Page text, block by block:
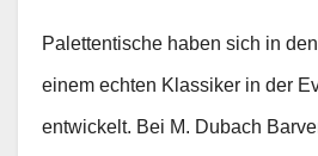
Palettentische haben sich in
einem echten Klassiker in der
entwickelt. Bei M. Dubach